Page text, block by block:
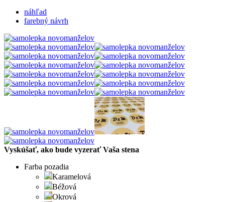
náhľad
farebný návrh
Vyskúšať, ako bude vyzerať Vaša stena
Farba pozadia
Karamelová
Béžová
Okrová